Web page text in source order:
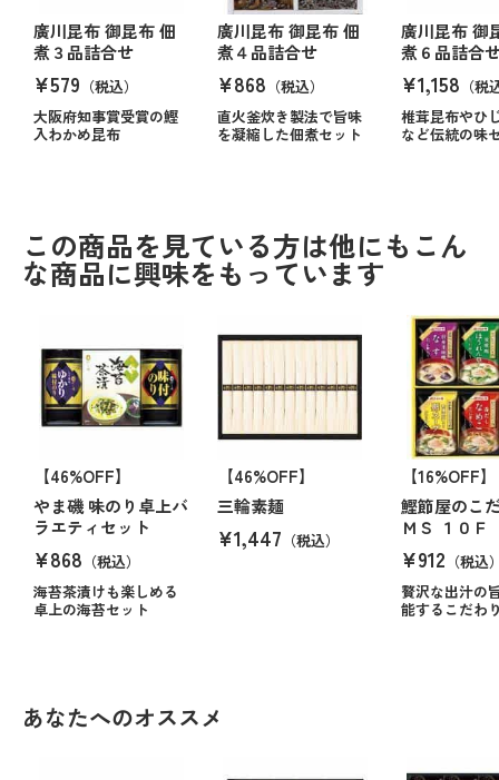
廣川昆布 御昆布 佃
煮３品詰合せ
¥579 （税込）
大阪府知事賞受賞の鰹
入わかめ昆布
廣川昆布 御昆布 佃
煮４品詰合せ
¥868 （税込）
直火釜炊き製法で旨味
を凝縮した佃煮セット
廣川昆布 御
煮６品詰合
¥1,158 （税
椎茸昆布やひ
など伝統の味
この商品を見ている方は他にもこん
な商品に興味をもっています
【46%OFF】
やま磯 味のり卓上バ
ラエティセット
¥868 （税込）
海苔茶漬けも楽しめる
卓上の海苔セット
【46%OFF】
三輪素麺
¥1,447 （税込）
【16%OFF】
鰹節屋のこ
ＭＳ １０Ｆ
¥912 （税込
贅沢な出汁の
能するこだわ
あなたへのオススメ